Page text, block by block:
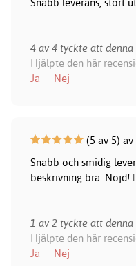
4 av 4 tyckte att
Hjälpte den här
Ja
Nej
(5 av 5) av
Snabb och smidig
beskrivning bra. Nöjd!
1 av 2 tyckte att
Hjälpte den här
Ja
Nej